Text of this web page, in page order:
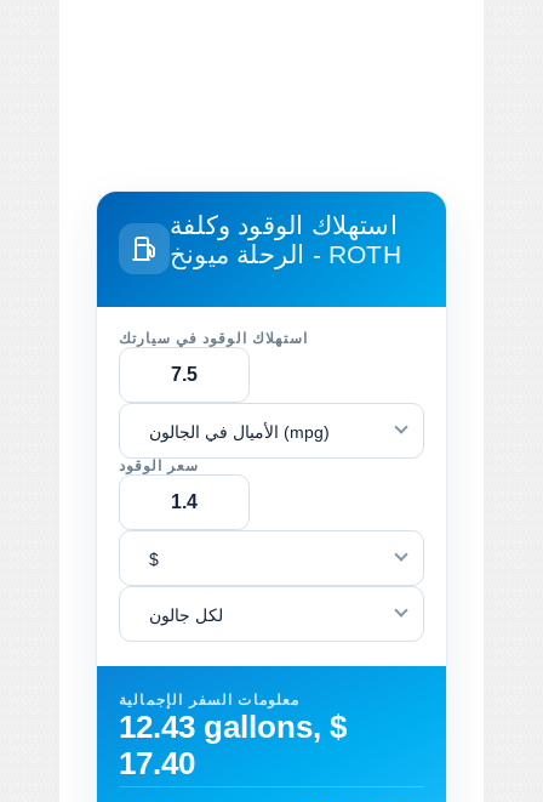
استهلاك الوقود وكلفة
الرحلة ميونخ - ROTH
استهلاك الوقود في سيارتك
الأميال في الجالون (mpg)
سعر الوقود
$
لكل جالون
معلومات السفر الإجمالية
12.43 gallons, $
17.40